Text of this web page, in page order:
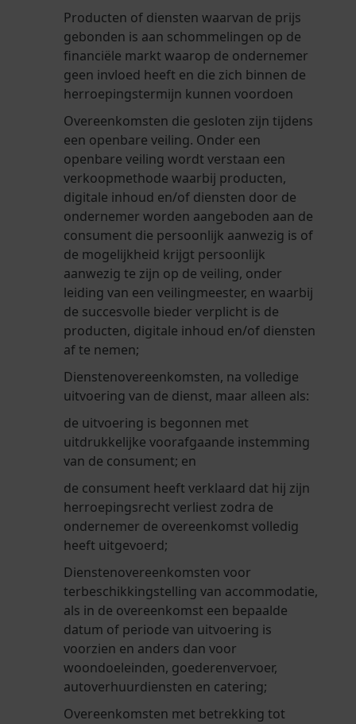
Producten of diensten waarvan de prijs
gebonden is aan schommelingen op de
financiële markt waarop de ondernemer
geen invloed heeft en die zich binnen de
herroepingstermijn kunnen voordoen
Overeenkomsten die gesloten zijn tijdens
een openbare veiling. Onder een
openbare veiling wordt verstaan een
verkoopmethode waarbij producten,
digitale inhoud en/of diensten door de
ondernemer worden aangeboden aan de
consument die persoonlijk aanwezig is of
de mogelijkheid krijgt persoonlijk
aanwezig te zijn op de veiling, onder
leiding van een veilingmeester, en waarbij
de succesvolle bieder verplicht is de
producten, digitale inhoud en/of diensten
af te nemen;
Dienstenovereenkomsten, na volledige
uitvoering van de dienst, maar alleen als:
de uitvoering is begonnen met
uitdrukkelijke voorafgaande instemming
van de consument; en
de consument heeft verklaard dat hij zijn
herroepingsrecht verliest zodra de
ondernemer de overeenkomst volledig
heeft uitgevoerd;
Dienstenovereenkomsten voor
terbeschikkingstelling van accommodatie,
als in de overeenkomst een bepaalde
datum of periode van uitvoering is
voorzien en anders dan voor
woondoeleinden, goederenvervoer,
autoverhuurdiensten en catering;
Overeenkomsten met betrekking tot